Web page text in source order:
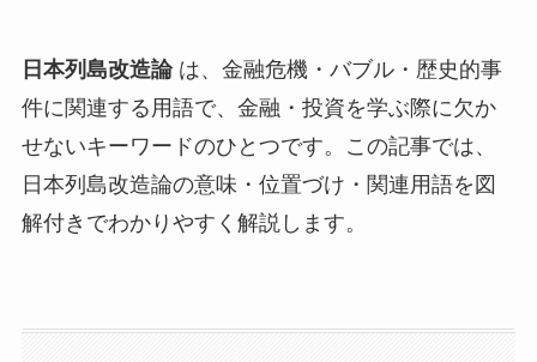
日本列島改造論は、金融危機・バブル・歴史的事
件に関連する用語で、金融・投資を学ぶ際に欠か
せないキーワードのひとつです。この記事では、
日本列島改造論の意味・位置づけ・関連用語を図
解付きでわかりやすく解説します。